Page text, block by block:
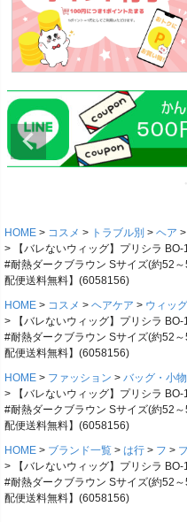
HOME コスメ トラブル別 ヘア
【バレないウィッグ】プリシラ
#耐熱ダークブラウン Sサイズ(約52
配便送料無料】(6058156)
HOME
コスメ ヘアケア ウィッグ
【バレないウィッグ】プリシラ
#耐熱ダークブラウン Sサイズ(約52
配便送料無料】(6058156)
HOME
ファッション バッグ・小物
【バレないウィッグ】プリシラ
#耐熱ダークブラウン Sサイズ(約52
配便送料無料】(6058156)
HOME
ブランド一覧 は行 フ
【バレないウィッグ】プリシラ
#耐熱ダークブラウン Sサイズ(約52
配便送料無料】(6058156)